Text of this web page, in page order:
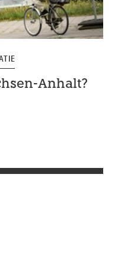
Anhalt?